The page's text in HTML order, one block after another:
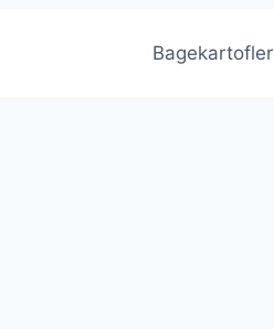
Bagekartofler